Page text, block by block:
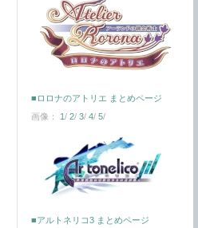
■ロロナのアトリエ まとめページ
画像： 1 / 2/ 3/ 4/ 5/
■アルトネリコ3 まとめページ